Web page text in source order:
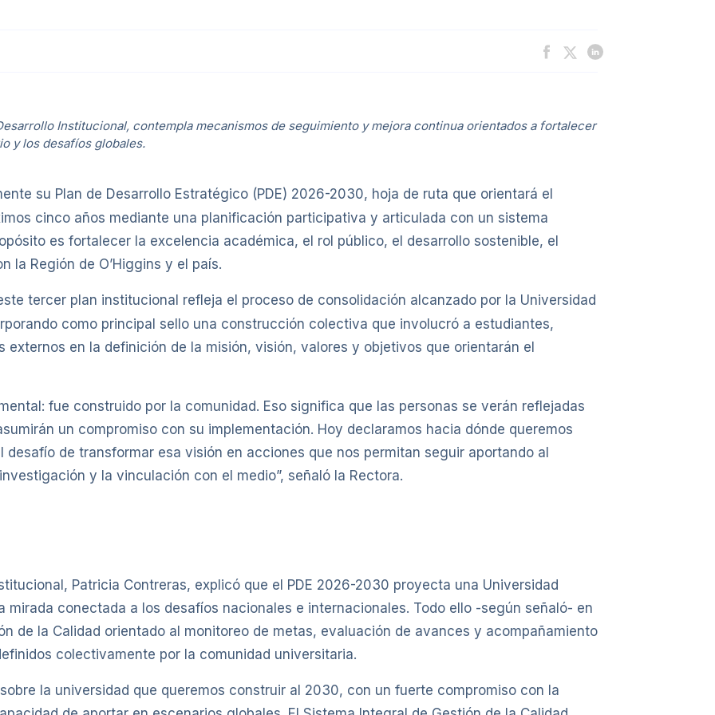
Institucional, contempla mecanismos de seguimiento y mejora continua orientados a fortalecer
y los desafíos globales.
su Plan de Desarrollo Estratégico (PDE) 2026-2030, hoja de ruta que orientará el
cinco años mediante una planificación participativa y articulada con un sistema
es fortalecer la excelencia académica, el rol público, el desarrollo sostenible, el
la Región de O’Higgins y el país.
tercer plan institucional refleja el proceso de consolidación alcanzado por la Universidad
como principal sello una construcción colectiva que involucró a estudiantes,
en la definición de la misión, visión, valores y objetivos que orientarán el
fue construido por la comunidad. Eso significa que las personas se verán reflejadas
un compromiso con su implementación. Hoy declaramos hacia dónde queremos
de transformar esa visión en acciones que nos permitan seguir aportando al
y la vinculación con el medio”, señaló la Rectora.
Patricia Contreras, explicó que el PDE 2026-2030 proyecta una Universidad
conectada a los desafíos nacionales e internacionales. Todo ello -según señaló- en
de la Calidad orientado al monitoreo de metas, evaluación de avances y acompañamiento
colectivamente por la comunidad universitaria.
la universidad que queremos construir al 2030, con un fuerte compromiso con la